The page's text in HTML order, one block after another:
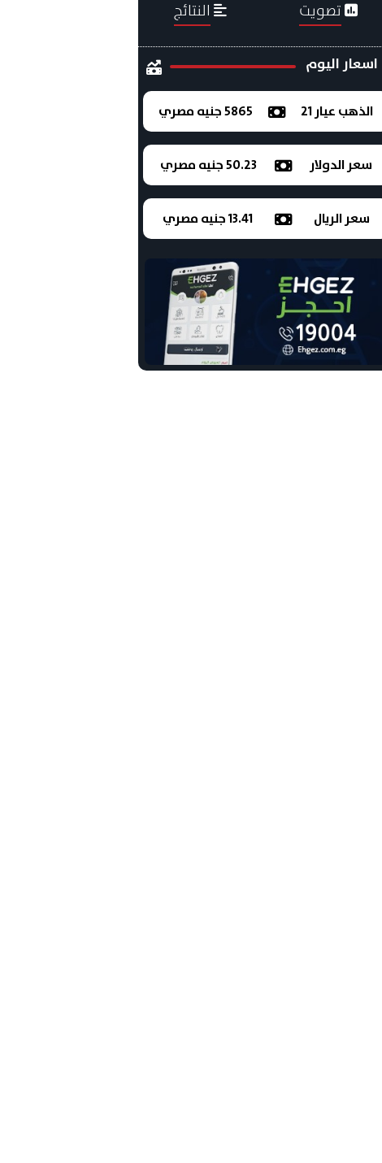
تصويت النتائج
اسعار اليوم
الذهب عيار 21 5865 جنيه مصري
سعر الدولار 50.23 جنيه مصري
سعر الريال 13.41 جنيه مصري